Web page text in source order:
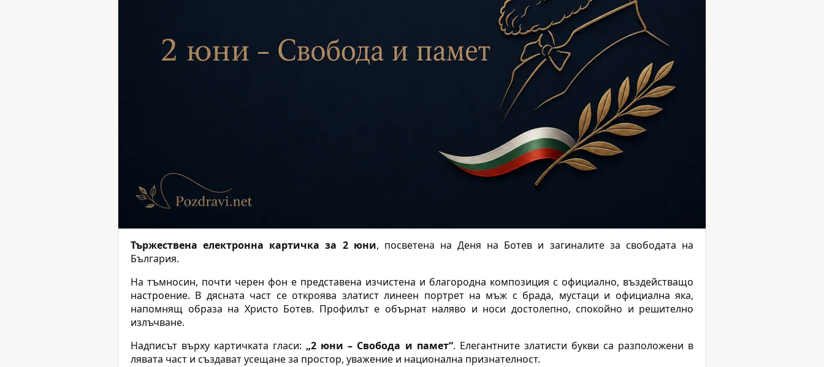
Тържествена електронна картичка за 2 юни, посветена на Деня на Ботев и загиналите за свободата на
България.
На тъмносин, почти черен фон е представена изчистена и благородна композиция с официално, въздействащо
настроение. В дясната част се откроява златист линеен портрет на мъж с брада, мустаци и официална яка,
напомнящ образа на Христо Ботев. Профилът е обърнат наляво и носи достолепно, спокойно и решително
излъчване.
Надписът върху картичката гласи: „2 юни – Свобода и памет“. Елегантните златисти букви са разположени в
лявата част и създават усещане за простор, уважение и национална признателност.